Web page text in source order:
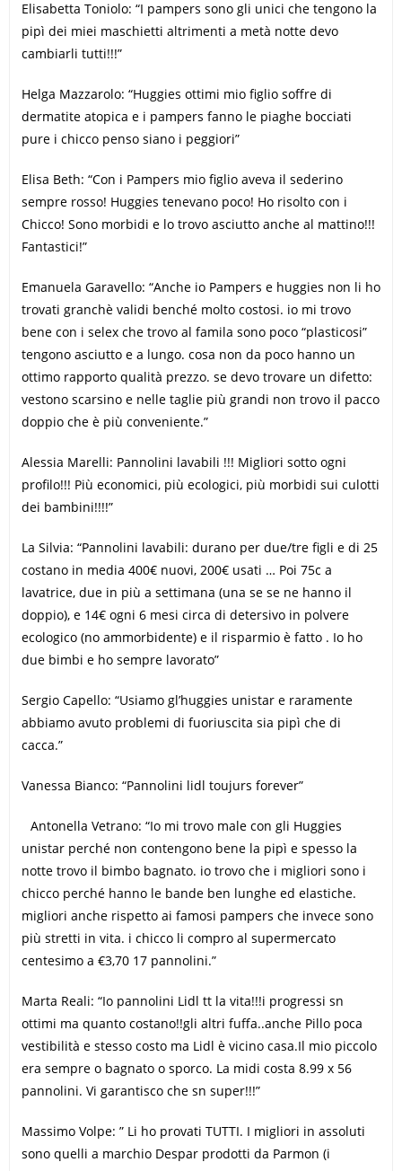
Elisabetta Toniolo: “I pampers sono gli unici che tengono la
pipì dei miei maschietti altrimenti a metà notte devo
cambiarli tutti!!!”
Helga Mazzarolo: “Huggies ottimi mio figlio soffre di
dermatite atopica e i pampers fanno le piaghe bocciati
pure i chicco penso siano i peggiori”
Elisa Beth: “Con i Pampers mio figlio aveva il sederino
sempre rosso! Huggies tenevano poco! Ho risolto con i
Chicco! Sono morbidi e lo trovo asciutto anche al mattino!!!
Fantastici!”
Emanuela Garavello: “Anche io Pampers e huggies non li ho
trovati granchè validi benché molto costosi. io mi trovo
bene con i selex che trovo al famila sono poco “plasticosi”
tengono asciutto e a lungo. cosa non da poco hanno un
ottimo rapporto qualità prezzo. se devo trovare un difetto:
vestono scarsino e nelle taglie più grandi non trovo il pacco
doppio che è più conveniente.”
Alessia Marelli: Pannolini lavabili !!! Migliori sotto ogni
profilo!!! Più economici, più ecologici, più morbidi sui culotti
dei bambini!!!!”
La Silvia: “Pannolini lavabili: durano per due/tre figli e di 25
costano in media 400€ nuovi, 200€ usati … Poi 75c a
lavatrice, due in più a settimana (una se se ne hanno il
doppio), e 14€ ogni 6 mesi circa di detersivo in polvere
ecologico (no ammorbidente) e il risparmio è fatto . Io ho
due bimbi e ho sempre lavorato”
Sergio Capello: “Usiamo gl’huggies unistar e raramente
abbiamo avuto problemi di fuoriuscita sia pipì che di
cacca.”
Vanessa Bianco: “Pannolini lidl toujurs forever”
Antonella Vetrano: “Io mi trovo male con gli Huggies
unistar perché non contengono bene la pipì e spesso la
notte trovo il bimbo bagnato. io trovo che i migliori sono i
chicco perché hanno le bande ben lunghe ed elastiche.
migliori anche rispetto ai famosi pampers che invece sono
più stretti in vita. i chicco li compro al supermercato
centesimo a €3,70 17 pannolini.”
Marta Reali: “Io pannolini Lidl tt la vita!!!i progressi sn
ottimi ma quanto costano!!gli altri fuffa..anche Pillo poca
vestibilità e stesso costo ma Lidl è vicino casa.Il mio piccolo
era sempre o bagnato o sporco. La midi costa 8.99 x 56
pannolini. Vi garantisco che sn super!!!”
Massimo Volpe: ” Li ho provati TUTTI. I migliori in assoluti
sono quelli a marchio Despar prodotti da Parmon (i